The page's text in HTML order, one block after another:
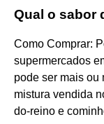
Qual o sabor
Como Comprar:
supermercados
pode ser mais ou
mistura vendida
do-reino e